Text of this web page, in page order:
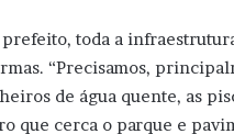
toda a
“Precisamos,
de água quente, as
que cerca o parque e